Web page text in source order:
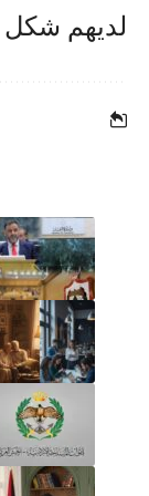
لديهم شكل